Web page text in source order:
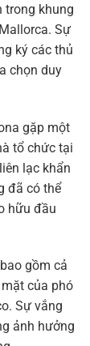
trong khung
Sự
ký các thủ
chọn duy
gặp một
tổ chức tại
lạc khẩn
đã có thể
hữu đầu
gồm cả
của phó
Sự vắng
ảnh hưởng